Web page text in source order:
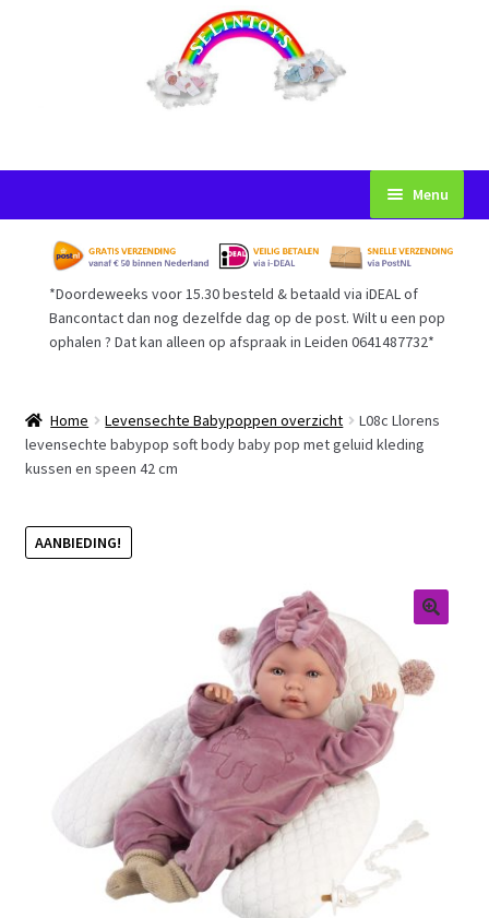
naar
navigatie
inhoud
Menu
Startpagina
Voorwaarden
Afrekenen
Gastenboek
Retouren
*Doordeweeks voor 15.30 besteld & betaald via iDEAL of
Bancontact dan nog dezelfde dag op de post. Wilt u een pop
ophalen ? Dat kan alleen op afspraak in Leiden 0641487732*
Home Levensechte Babypoppen overzicht
L08c Llorens
levensechte babypop soft body baby pop met geluid kleding
kussen en speen 42 cm
AANBIEDING!